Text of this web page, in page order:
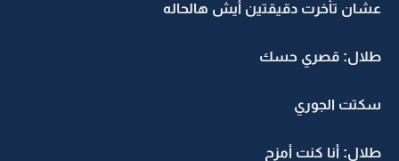
عشان تأخرت دقيقتين أيش هالحاله
طلال: قصري حسك
سكتت الجوري
طلال: أنا كنت أمزح